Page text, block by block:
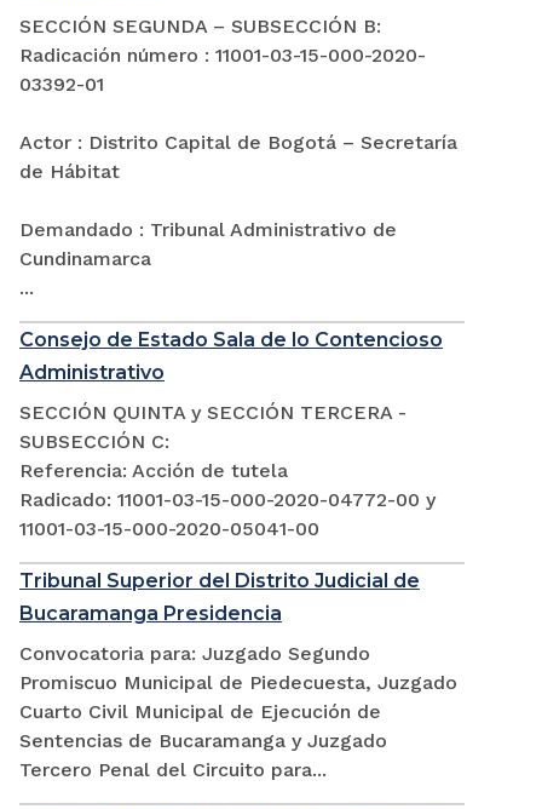
SECCIÓN SEGUNDA – SUBSECCIÓN B:
Radicación número : 11001-03-15-000-2020-
03392-01
Actor : Distrito Capital de Bogotá – Secretaría
de Hábitat
Demandado : Tribunal Administrativo de
Cundinamarca
...
Consejo de Estado Sala de lo Contencioso
Administrativo
SECCIÓN QUINTA y SECCIÓN TERCERA -
SUBSECCIÓN C:
Referencia: Acción de tutela
Radicado: 11001-03-15-000-2020-04772-00 y
11001-03-15-000-2020-05041-00
Tribunal Superior del Distrito Judicial de
Bucaramanga Presidencia
Convocatoria para: Juzgado Segundo
Promiscuo Municipal de Piedecuesta, Juzgado
Cuarto Civil Municipal de Ejecución de
Sentencias de Bucaramanga y Juzgado
Tercero Penal del Circuito para...